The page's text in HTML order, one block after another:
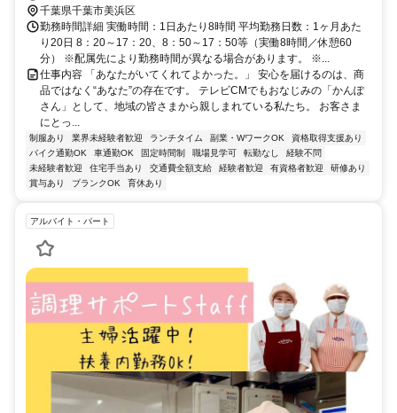
千葉県千葉市美浜区
勤務時間詳細 実働時間：1日あたり8時間 平均勤務日数：1ヶ月あた
り20日 8：20～17：20、8：50～17：50等（実働8時間／休憩60
分） ※配属先により勤務時間が異なる場合があります。 ※...
仕事内容 「あなたがいてくれてよかった。」 安心を届けるのは、商
品ではなく“あなた”の存在です。 テレビCMでもおなじみの「かんぽ
さん」として、地域の皆さまから親しまれている私たち。 お客さま
にとっ...
制服あり 業界未経験者歓迎 ランチタイム 副業・WワークOK
資格取得支援あり
バイク通勤OK
車通勤OK 固定時間制 職場見学可 転勤なし
経験不問
未経験者歓迎
住宅手当あり 交通費全額支給 経験者歓迎 有資格者歓迎
研修あり
賞与あり
ブランクOK 育休あり
アルバイト・パート